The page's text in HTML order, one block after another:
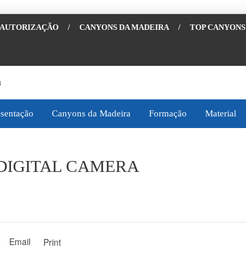
AUTORIZAÇÃO / CANYONS DA MADEIRA / TOP CANYONS
Canyons da Madeira Formação Material
CAMERA
Email Print